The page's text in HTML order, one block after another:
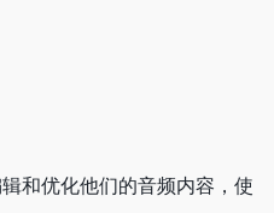
和优化他们的音频内容，使